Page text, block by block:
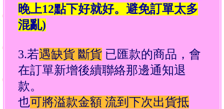
晚上12點下好就好。避免訂單太多
混亂)
3.若遇缺貨 斷貨已匯款的商品，會
在訂單新增後續聯絡那邊通知退
款。
也可將溢款金額 流到下次出貨抵